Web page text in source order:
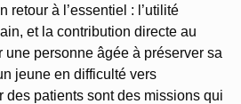
retour à l’essentiel : l’utilité
et la contribution directe au
une personne âgée à préserver sa
jeune en difficulté vers
des patients sont des missions qui